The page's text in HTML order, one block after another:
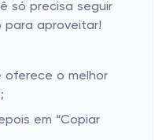
só precisa seguir
para aproveitar!
oferece o melhor
em “Copiar